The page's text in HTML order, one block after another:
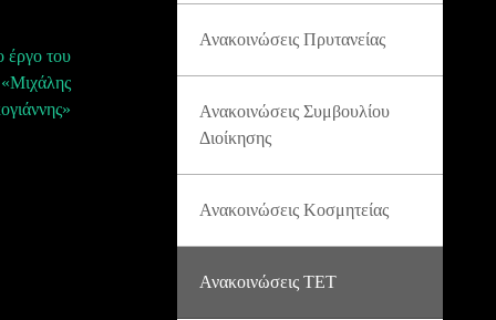
έργο του
Ανακοινώσεις Πρυτανείας
Ανακοινώσεις Συμβουλίου
Διοίκησης
Ανακοινώσεις Κοσμητείας
Ανακοινώσεις ΤΕΤ